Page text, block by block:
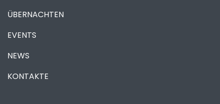
ÜBERNACHTEN
EVENTS
NEWS
KONTAKTE